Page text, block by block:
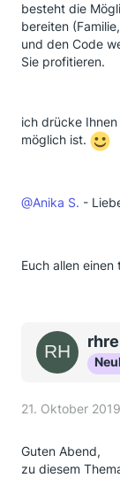
besteht die
bereiten
und den Code
Sie profitieren.
ich drücke
möglich ist.
@Anika S. -
Euch allen einen
21. Oktober
Guten Abend,
zu diesem